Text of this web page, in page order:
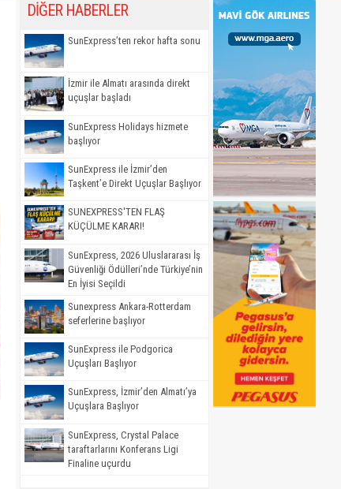
DİĞER HABERLER
SunExpress’ten rekor hafta sonu
İzmir ile Almatı arasında direkt
uçuşlar başladı
SunExpress Holidays hizmete
başlıyor
SunExpress ile İzmir’den
Taşkent’e Direkt Uçuşlar Başlıyor
SUNEXPRESS'TEN FLAŞ
KÜÇÜLME KARARI!
SunExpress, 2026 Uluslararası İş
Güvenliği Ödülleri’nde Türkiye’nin
En İyisi Seçildi
Sunexpress Ankara-Rotterdam
seferlerine başlıyor
SunExpress ile Podgorica
Uçuşları Başlıyor
SunExpress, İzmir’den Almatı’ya
Uçuşlara Başlıyor
SunExpress, Crystal Palace
taraftarlarını Konferans Ligi
Finaline uçurdu